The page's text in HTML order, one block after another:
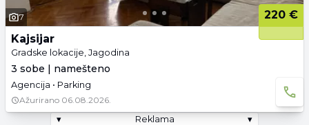
7
220 €
Kajsijar
Gradske lokacije, Jagodina
3 sobe | namešteno
Agencija • Parking
Ažurirano 06.08.2026.
▾
Reklama ▾